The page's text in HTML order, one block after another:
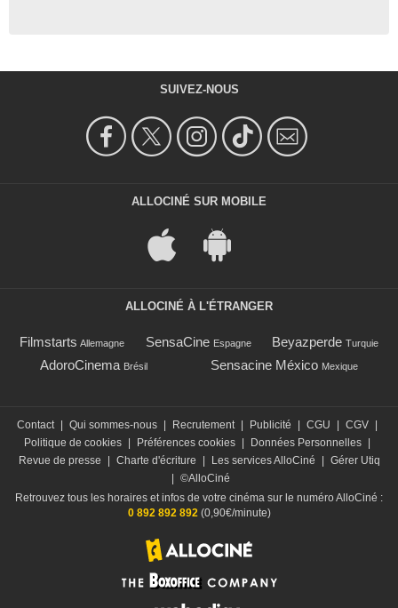
SUIVEZ-NOUS
ALLOCINÉ SUR MOBILE
ALLOCINÉ À L'ÉTRANGER
Filmstarts Allemagne SensaCine Espagne Beyazperde Turquie
AdoroCinema Brésil Sensacine México Mexique
Contact Qui sommes-nous Recrutement Publicité CGU CGV
Politique de cookies
Préférences cookies Données Personnelles
Revue de presse
Charte d'écriture Les services AlloCiné
Gérer Utiq
©AlloCiné
Retrouvez tous les horaires et infos de votre cinéma sur le numéro AlloCiné :
0 892 892 892(0,90€/minute)